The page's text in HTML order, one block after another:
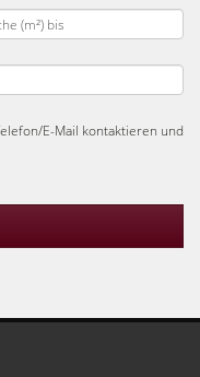
E-Mail kontaktieren und